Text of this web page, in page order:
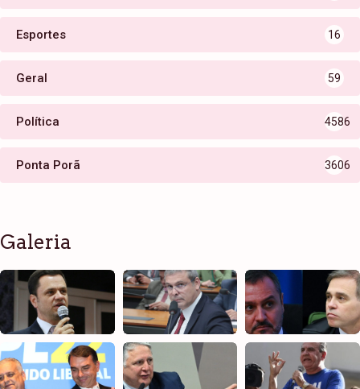
Esportes 16
Geral 59
Política 4586
Ponta Porã 3606
Galeria